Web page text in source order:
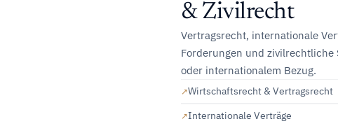
& Zivilrecht
Vertragsrecht, internationale
Forderungen und
oder internationalem Bezug.
Wirtschaftsrecht & Vertragsrecht
Internationale Verträge